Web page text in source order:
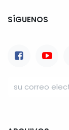
SÍGUENOS